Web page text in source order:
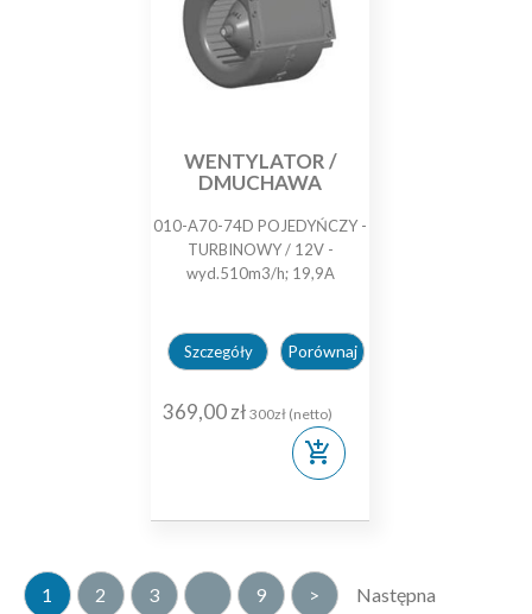
WENTYLATOR /
DMUCHAWA
010-A70-74D POJEDYŃCZY -
TURBINOWY / 12V -
wyd.510m3/h; 19,9A
Szczegóły Porównaj
369,00 zł300zł (netto)
add_shopping_cart
1 2 3 9 > Następna